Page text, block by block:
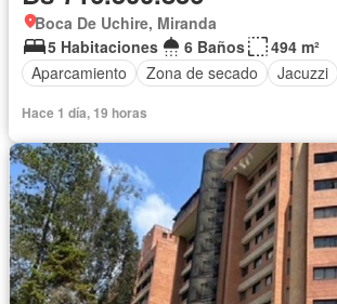
Boca De Uchire, Miranda
5 Habitaciones
6 Baños
494 m²
Aparcamiento
Zona de secado Jacuzzi
Hace 1 día, 19 horas